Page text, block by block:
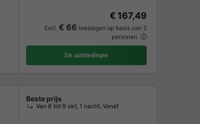
€ 167,49
Excl. € 66 toeslagen op basis van 2
personen
Zie aanbiedingen
Beste prijs
Van 8 tot 9 okt, 1 nacht, Vanaf